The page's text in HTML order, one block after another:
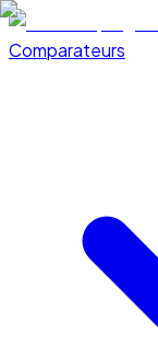
Comparateurs